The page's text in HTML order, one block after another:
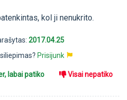
kol ji nenukrito.
2017.04.25
Prisijunk
labai patiko Visai nepatiko